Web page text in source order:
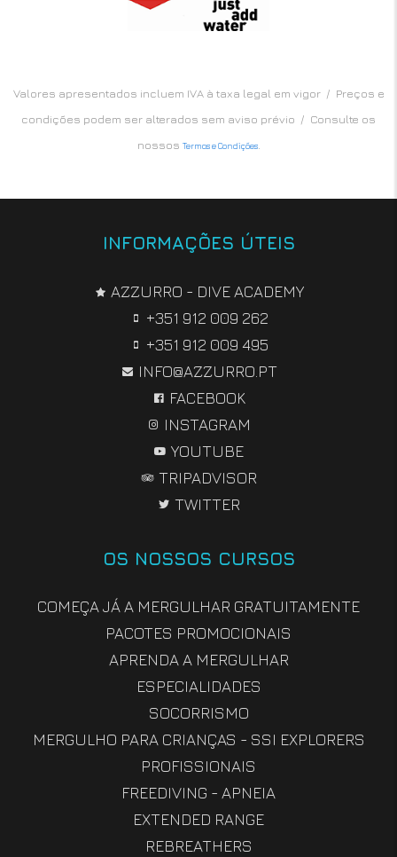
Valores apresentados incluem IVA à taxa legal em vigor / Preços e
condições podem ser alterados sem aviso prévio / Consulte os
nossos Termos e Condições.
OS NOSSOS CURSOS
COMEÇA JÁ A MERGULHAR GRATUITAMENTE
PACOTES PROMOCIONAIS
APRENDA A MERGULHAR
ESPECIALIDADES
SOCORRISMO
MERGULHO PARA CRIANÇAS - SSI EXPLORERS
PROFISSIONAIS
FREEDIVING - APNEIA
EXTENDED RANGE
REBREATHERS
INFORMAÇÕES ÚTEIS
AZZURRO - DIVE ACADEMY
+351 912 009 262
+351 912 009 495
INFO@AZZURRO.PT
FACEBOOK
INSTAGRAM
YOUTUBE
TRIPADVISOR
TWITTER